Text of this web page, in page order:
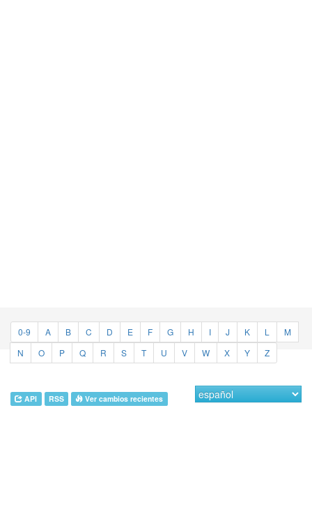
0-9 A B C D E F G H I J K L
M
N
O P Q R S T U V W X Y Z
API RSS Ver cambios recientes